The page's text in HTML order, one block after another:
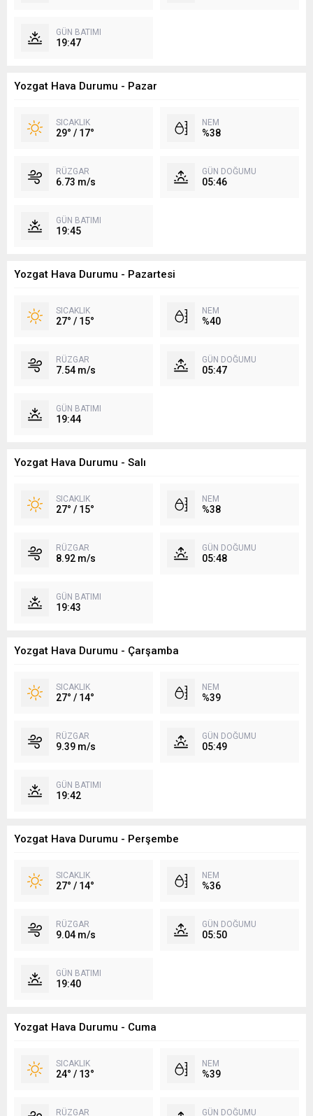
GÜN BATIMI
19:47
Yozgat Hava Durumu - Pazar
SICAKLIK
29° / 17°
NEM
%38
RÜZGAR
6.73 m/s
GÜN DOĞUMU
05:46
GÜN BATIMI
19:45
Yozgat Hava Durumu - Pazartesi
SICAKLIK
27° / 15°
NEM
%40
RÜZGAR
7.54 m/s
GÜN DOĞUMU
05:47
GÜN BATIMI
19:44
Yozgat Hava Durumu - Salı
SICAKLIK
27° / 15°
NEM
%38
RÜZGAR
8.92 m/s
GÜN DOĞUMU
05:48
GÜN BATIMI
19:43
Yozgat Hava Durumu - Çarşamba
SICAKLIK
27° / 14°
NEM
%39
RÜZGAR
9.39 m/s
GÜN DOĞUMU
05:49
GÜN BATIMI
19:42
Yozgat Hava Durumu - Perşembe
SICAKLIK
27° / 14°
NEM
%36
RÜZGAR
9.04 m/s
GÜN DOĞUMU
05:50
GÜN BATIMI
19:40
Yozgat Hava Durumu - Cuma
SICAKLIK
24° / 13°
NEM
%39
RÜZGAR GÜN DOĞUMU